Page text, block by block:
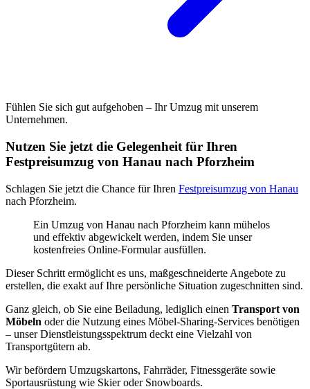
Fühlen Sie sich gut aufgehoben – Ihr Umzug mit unserem
Unternehmen.
Nutzen Sie jetzt die Gelegenheit für Ihren
Festpreisumzug von Hanau nach Pforzheim
Schlagen Sie jetzt die Chance für Ihren Festpreisumzug von Hanau
nach Pforzheim.
Ein Umzug von Hanau nach Pforzheim kann mühelos
und effektiv abgewickelt werden, indem Sie unser
kostenfreies Online-Formular ausfüllen.
Dieser Schritt ermöglicht es uns, maßgeschneiderte Angebote zu
erstellen, die exakt auf Ihre persönliche Situation zugeschnitten sind.
Ganz gleich, ob Sie eine Beiladung, lediglich einen Transport von
Möbeln oder die Nutzung eines Möbel-Sharing-Services benötigen
– unser Dienstleistungsspektrum deckt eine Vielzahl von
Transportgütern ab.
Wir befördern Umzugskartons, Fahrräder, Fitnessgeräte sowie
Sportausrüstung wie Skier oder Snowboards.